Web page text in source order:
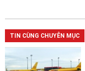
TIN CÙNG CHUYÊN MỤC